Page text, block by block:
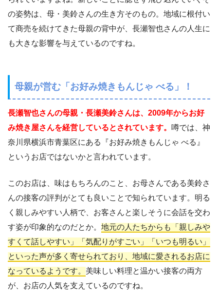
の姿勢は、母・美鈴さんの生き方そのもの。地域に根付い
て商売を続けてきた母親の背中が、長瀬智也さんの人生に
も大きな影響を与えているのですね。
母親が営む「お好み焼きもんじゃ べる」！
長瀬智也さんの母親・長瀬美鈴さんは、2009年からお好
み焼き屋さんを経営しているとされています。 噂では、神
奈川県横浜市青葉区にある『お好み焼きもんじゃ べる』
というお店ではないかと言われています。
このお店は、味はもちろんのこと、お母さんである美鈴さ
んの接客の評判がとても良いことで知られています。明る
く親しみやすい人柄で、お客さんと楽しそうに会話を交わ
す姿が印象的なのだとか。 地元の人たちからも「親しみや
すくて話しやすい」「気配りがすごい」「いつも明るい」
といった声が多く寄せられており、地域に愛されるお店に
なっているようです。 美味しい料理と温かい接客の両方
が、お店の人気を支えているのですね。